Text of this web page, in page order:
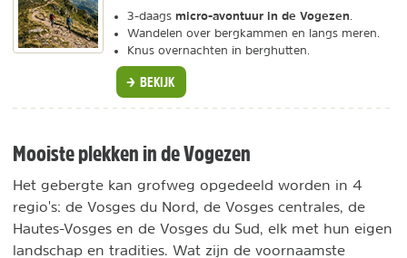
3-daags micro-avontuur in de Vogezen
Wandelen over bergkammen en langs meren.
Knus overnachten in berghutten.
BEKIJK
Mooiste plekken in de Vogezen
Het gebergte kan grofweg opgedeeld worden in 4
regio's: de Vosges du Nord, de Vosges centrales, de
Hautes-Vosges en de Vosges du Sud, elk met hun eigen
landschap en tradities. Wat zijn de voornaamste